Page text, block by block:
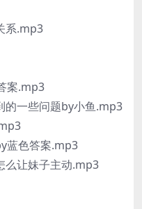
系.mp3
案.mp3
的一些问题by小鱼.mp3
蓝色答案.mp3
么让妹子主动.mp3